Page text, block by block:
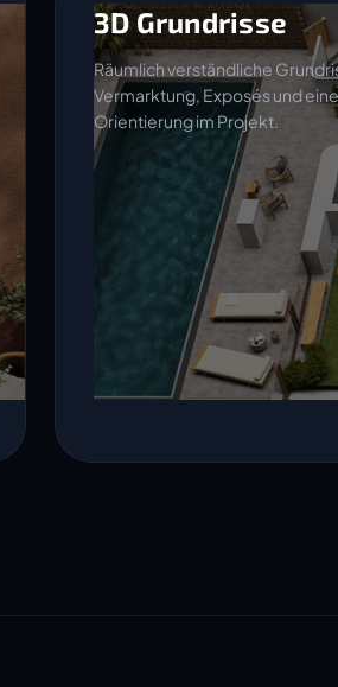
3D Grundrisse
Räumlich verständliche
Vermarktung, Exposés und
Orientierung im Projekt.